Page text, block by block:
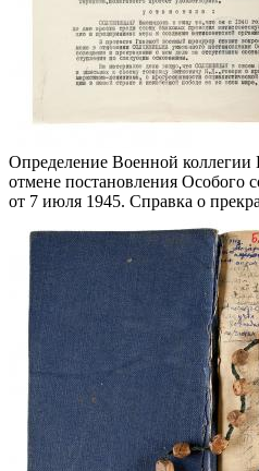
Определение Военной
отмене постановления
от 7 июля 1945. Справка о